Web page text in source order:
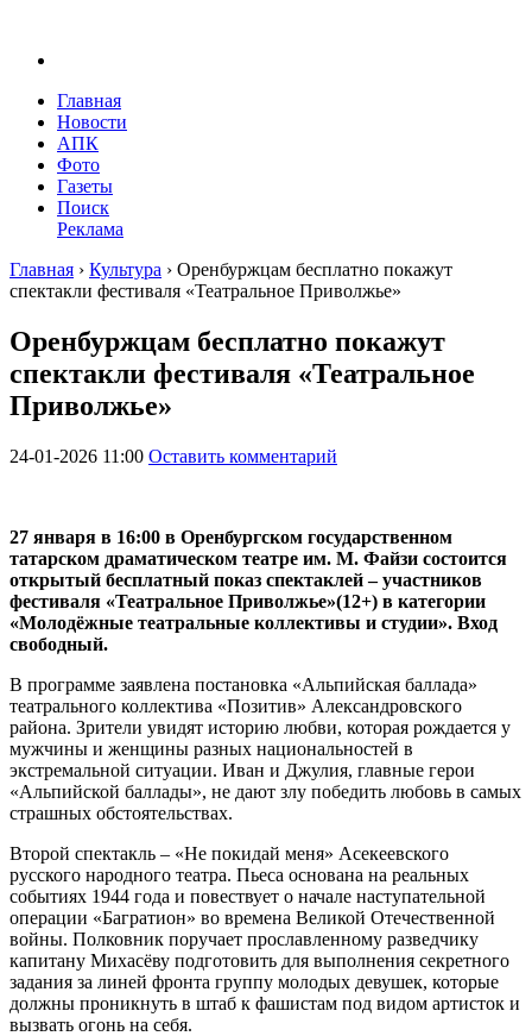
Главная
Новости
АПК
Фото
Газеты
Поиск
Реклама
Главная › Культура › Оренбуржцам бесплатно покажут
спектакли фестиваля «Театральное Приволжье»
Оренбуржцам бесплатно покажут
спектакли фестиваля «Театральное
Приволжье»
24-01-2026 11:00 Оставить комментарий
27 января в 16:00 в Оренбургском государственном
татарском драматическом театре им. М. Файзи состоится
открытый бесплатный показ спектаклей – участников
фестиваля «Театральное Приволжье»(12+) в категории
«Молодёжные театральные коллективы и студии». Вход
свободный.
В программе заявлена постановка «Альпийская баллада»
театрального коллектива «Позитив» Александровского
района. Зрители увидят историю любви, которая рождается у
мужчины и женщины разных национальностей в
экстремальной ситуации. Иван и Джулия, главные герои
«Альпийской баллады», не дают злу победить любовь в самых
страшных обстоятельствах.
Второй спектакль – «Не покидай меня» Асекеевского
русского народного театра. Пьеса основана на реальных
событиях 1944 года и повествует о начале наступательной
операции «Багратион» во времена Великой Отечественной
войны. Полковник поручает прославленному разведчику
капитану Михасёву подготовить для выполнения секретного
задания за линей фронта группу молодых девушек, которые
должны проникнуть в штаб к фашистам под видом артисток и
вызвать огонь на себя.